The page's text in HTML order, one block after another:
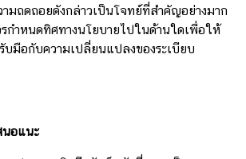
ามถดถอยดังกล่าวเป็นโจทย์ที่สำคัญอย่างมาก
รกำหนดทิศทางนโยบายไปในด้านใดเพื่อให้
บมือกับความเปลี่ยนแปลงของระเบียบ
นอแนะ